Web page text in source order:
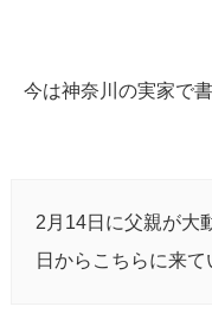
今は神奈川の実家で書
2月14日に父親が大
日からこちらに来て